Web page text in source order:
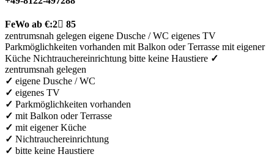
FeWo ab €:2 85
zentrumsnah gelegen eigene Dusche / WC eigenes TV
Parkmöglichkeiten vorhanden mit Balkon oder Terrasse mit eigener
Küche Nichtrauchereinrichtung bitte keine Haustiere ✓
zentrumsnah gelegen
✓ eigene Dusche / WC
✓ eigenes TV
✓ Parkmöglichkeiten vorhanden
✓ mit Balkon oder Terrasse
✓ mit eigener Küche
✓ Nichtrauchereinrichtung
✓ bitte keine Haustiere